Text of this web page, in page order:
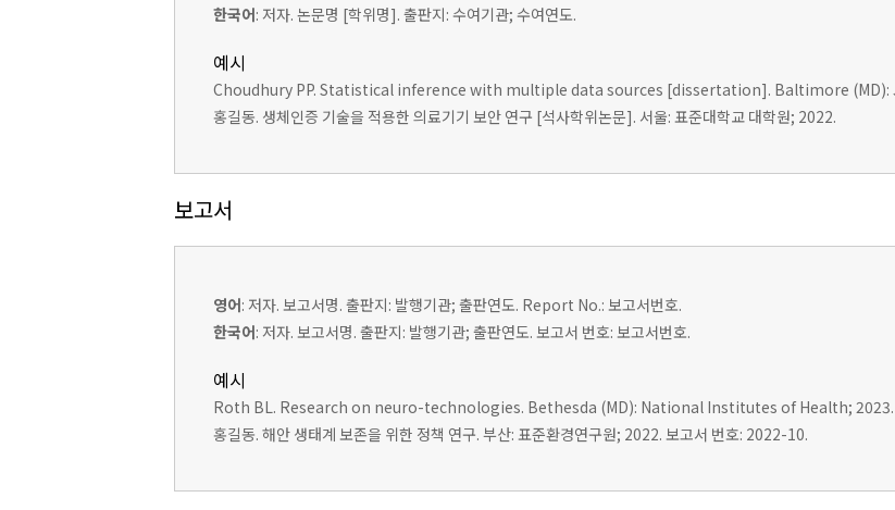
한국어: 저자. 논문명 [학위명]. 출판지: 수여기관; 수여연도.
예시
Choudhury PP. Statistical inference with multiple data sources [dissertation]. Baltimore (MD):
홍길동. 생체인증 기술을 적용한 의료기기 보안 연구 [석사학위논문]. 서울: 표준대학교 대학원; 2022.
보고서
영어: 저자. 보고서명. 출판지: 발행기관; 출판연도. Report No.: 보고서번호.
한국어: 저자. 보고서명. 출판지: 발행기관; 출판연도. 보고서 번호: 보고서번호.
예시
Roth BL. Research on neuro-technologies. Bethesda (MD): National Institutes of Health;
홍길동. 해안 생태계 보존을 위한 정책 연구. 부산: 표준환경연구원; 2022. 보고서 번호: 2022-10.